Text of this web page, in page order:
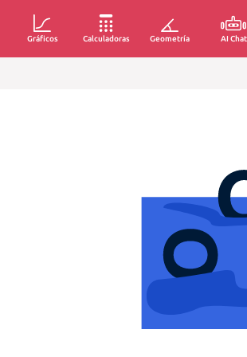
Gráficos Calculadoras Geometría AI Chat